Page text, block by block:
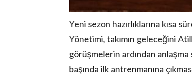
Yeni sezon hazırlıklarına kısa
Yönetimi, takımın geleceğini
görüşmelerin ardından anlaşma
başında ilk antrenmanına